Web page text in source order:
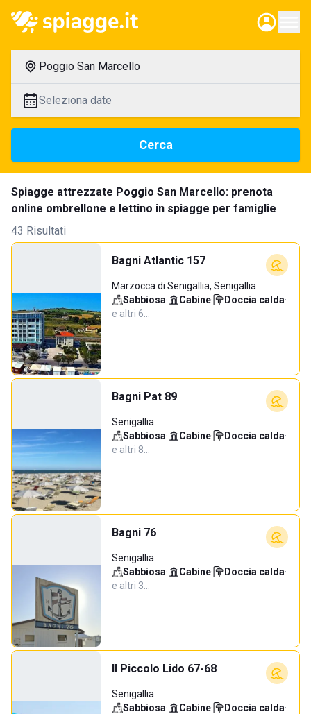
Poggio San Marcello
Seleziona date
Cerca
Spiagge attrezzate Poggio San Marcello: prenota
online ombrellone e lettino in spiagge per famiglie
43 Risultati
Bagni Atlantic 157
Marzocca di Senigallia, Senigallia
Sabbiosa· Cabine· Doccia calda·
e altri 6…
Bagni Pat 89
Senigallia
Sabbiosa· Cabine· Doccia calda·
e altri 8…
Bagni 76
Senigallia
Sabbiosa· Cabine· Doccia calda·
e altri 3…
Il Piccolo Lido 67-68
Senigallia
Sabbiosa· Cabine· Doccia calda·